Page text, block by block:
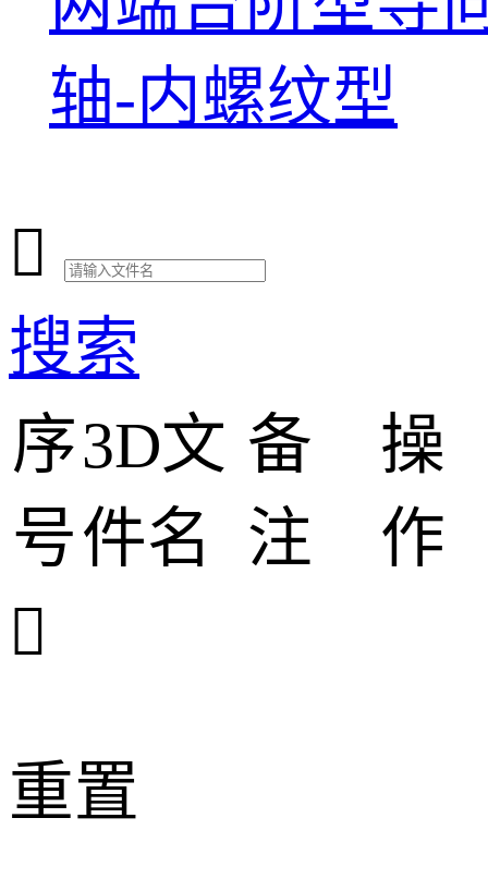
轴-内螺纹型

搜索
序
号
3D文
件名
备
注
操
作

重置